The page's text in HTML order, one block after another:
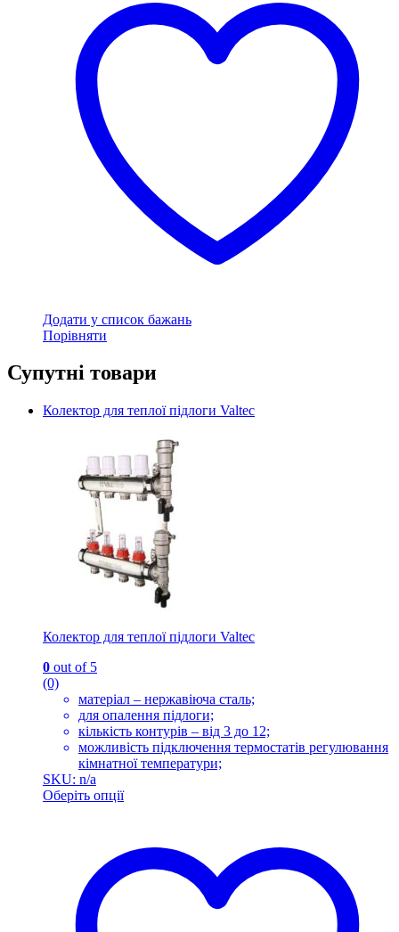
Додати у список бажань
Порівняти
Супутні товари
Колектор для теплої підлоги Valtec
Колектор для теплої підлоги Valtec
0 out of 5
(0)
матеріал – нержавіюча сталь;
для опалення підлоги;
кількість контурів – від 3 до 12;
можливість підключення термостатів регулювання
кімнатної температури;
SKU: n/a
Оберіть опції
варіантів.
Параметри
можна
вибрати